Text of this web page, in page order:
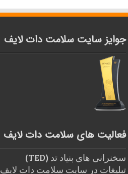
جوایز سایت سلامت دات لایف
فعالیت های سلامت دات لایف
سخنرانی های بنیاد تد (TED)
تبلیغات در سایت سلامت دات لایف